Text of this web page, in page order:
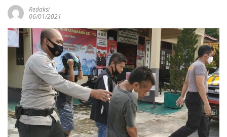
Redaksi
06/01/2021